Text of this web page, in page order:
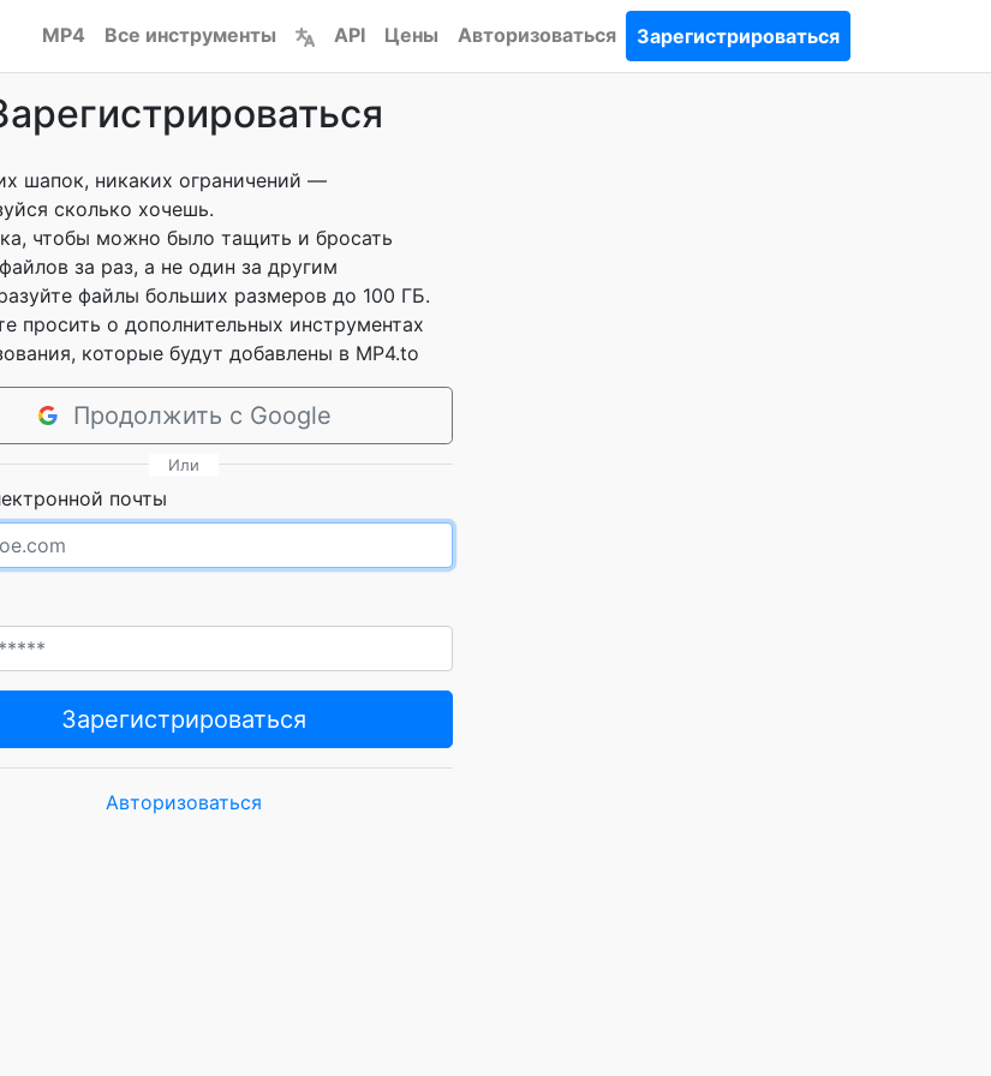
MP4 Все инструменты API Цены Авторизоваться Зарегистрироваться
шапок, никаких ограничений —
сколько хочешь.
чтобы можно было тащить и бросать
за раз, а не один за другим
файлы больших размеров до 100 ГБ.
просить о дополнительных инструментах
которые будут добавлены в MP4.to
Продолжить с Google
Или
почты
Зарегистрироваться
Авторизоваться